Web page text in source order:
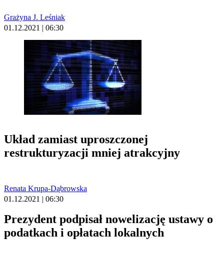
Grażyna J. Leśniak
01.12.2021 | 06:30
Układ zamiast uproszczonej
restrukturyzacji mniej atrakcyjny
Renata Krupa-Dąbrowska
01.12.2021 | 06:30
Prezydent podpisał nowelizację ustawy o
podatkach i opłatach lokalnych